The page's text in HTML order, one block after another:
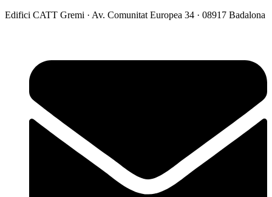
Vés
Edifici CATT Gremi · Av. Comunitat Europea 34 · 08917 Badalona